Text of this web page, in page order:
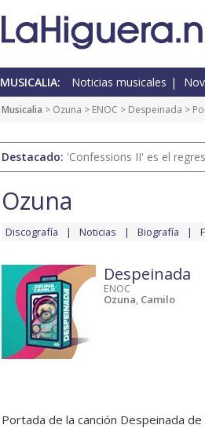
MUSICALIA: Noticias musicales
Musicalia > Ozuna > ENOC > Despeinada >
Destacado: 'Confessions II' es el
Ozuna
Discografía Noticias Biografía
Despeinada
ENOC
Ozuna, Camilo
Portada de la canción Despeinada de